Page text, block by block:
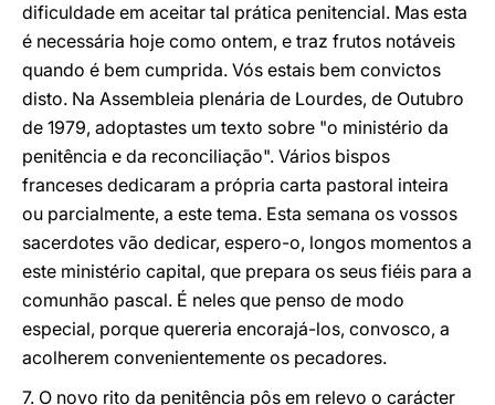
dificuldade em aceitar tal prática penitencial. Mas esta
é necessária hoje como ontem, e traz frutos notáveis
quando é bem cumprida. Vós estais bem convictos
disto. Na Assembleia plenária de Lourdes, de Outubro
de 1979, adoptastes um texto sobre "o ministério da
penitência e da reconciliação". Vários bispos
franceses dedicaram a própria carta pastoral inteira
ou parcialmente, a este tema. Esta semana os vossos
sacerdotes vão dedicar, espero-o, longos momentos a
este ministério capital, que prepara os seus fiéis para a
comunhão pascal. É neles que penso de modo
especial, porque quereria encorajá-los, convosco, a
acolherem convenientemente os pecadores.
7. O novo rito da penitência pôs em relevo o carácter